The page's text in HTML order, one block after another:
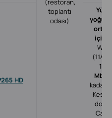
(restoran,
toplantı
odası)
HD
için
Wi-
kadar